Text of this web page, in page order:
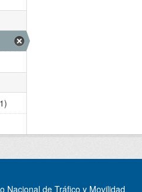
Nacional de Tráfico y Movilidad